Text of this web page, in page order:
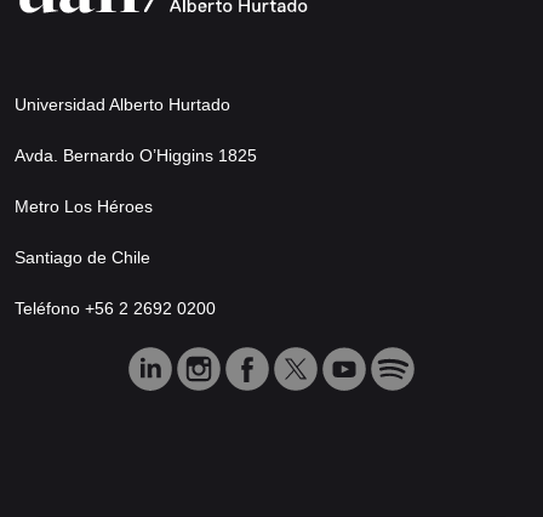
Universidad Alberto Hurtado
Avda. Bernardo O’Higgins 1825
Metro Los Héroes
Santiago de Chile
Teléfono +56 2 2692 0200